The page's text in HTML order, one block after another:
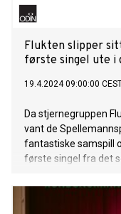
Flukten slipper
første singel ute i
19.4.2024 09:00:00
Da stjernegruppen
vant de
fantastiske samspill
første singel fra det